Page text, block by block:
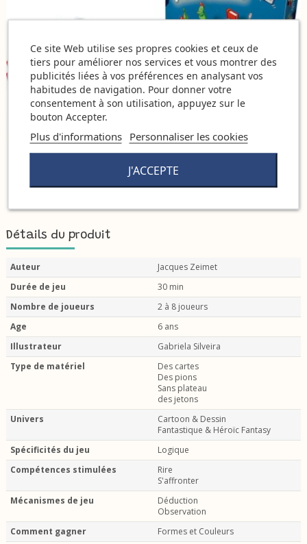
Détails du produit
Auteur
Jacques Zeimet
Durée de jeu
30 min
Nombre de joueurs
2 à 8 joueurs
Age
6 ans
Illustrateur
Gabriela Silveira
Type de matériel
Des cartes
Des pions
Sans plateau
des jetons
Univers
Cartoon & Dessin
Fantastique & Héroïc Fantasy
Spécificités du jeu
Logique
Compétences stimulées
Rire
S'affronter
Mécanismes de jeu
Déduction
Observation
Comment gagner
Formes et Couleurs
Ce site Web utilise ses propres cookies et ceux de
tiers pour améliorer nos services et vous montrer des
publicités liées à vos préférences en analysant vos
habitudes de navigation. Pour donner votre
consentement à son utilisation, appuyez sur le
bouton Accepter.
Plus d'informations Personnaliser les cookies
J'ACCEPTE